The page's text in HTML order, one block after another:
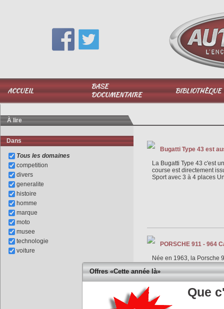
ACCUEIL
BASE
DOCUMENTAIRE
BIBLIOTHÈQUE
06 51 040 025
À lire
Dans
Tous les domaines
competition
divers
generalite
histoire
homme
marque
moto
musee
technologie
voiture
Bugatti Type 43 est
La Bugatti Type 43 c'est
course est directement
Sport avec 3 à 4 places
PORSCHE 911 - 964
Née en 1963, la Porsche
intégrale moins
la robuste Coccinelle, de
Offres «Cette année là»
Que